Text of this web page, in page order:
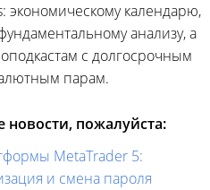
экономическому календарю,
анализу, а
с долгосрочным
парам.
пожалуйста:
MetaTrader 5:
и смена пароля